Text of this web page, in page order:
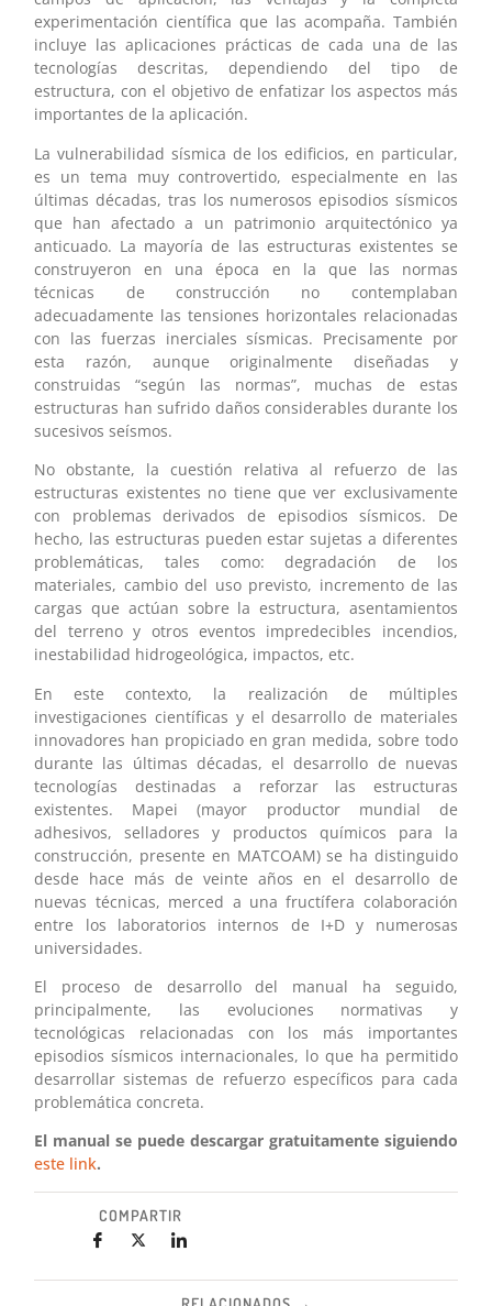
experimentación científica que las acompaña. También
incluye las aplicaciones prácticas de cada una de las
tecnologías descritas, dependiendo del tipo de
estructura, con el objetivo de enfatizar los aspectos más
importantes de la aplicación.
La vulnerabilidad sísmica de los edificios, en particular,
es un tema muy controvertido, especialmente en las
últimas décadas, tras los numerosos episodios sísmicos
que han afectado a un patrimonio arquitectónico ya
anticuado. La mayoría de las estructuras existentes se
construyeron en una época en la que las normas
técnicas de construcción no contemplaban
adecuadamente las tensiones horizontales relacionadas
con las fuerzas inerciales sísmicas. Precisamente por
esta razón, aunque originalmente diseñadas y
construidas “según las normas”, muchas de estas
estructuras han sufrido daños considerables durante los
sucesivos seísmos.
No obstante, la cuestión relativa al refuerzo de las
estructuras existentes no tiene que ver exclusivamente
con problemas derivados de episodios sísmicos. De
hecho, las estructuras pueden estar sujetas a diferentes
problemáticas, tales como: degradación de los
materiales, cambio del uso previsto, incremento de las
cargas que actúan sobre la estructura, asentamientos
del terreno y otros eventos impredecibles incendios,
inestabilidad hidrogeológica, impactos, etc.
En este contexto, la realización de múltiples
investigaciones científicas y el desarrollo de materiales
innovadores han propiciado en gran medida, sobre todo
durante las últimas décadas, el desarrollo de nuevas
tecnologías destinadas a reforzar las estructuras
existentes. Mapei (mayor productor mundial de
adhesivos, selladores y productos químicos para la
construcción, presente en MATCOAM) se ha distinguido
desde hace más de veinte años en el desarrollo de
nuevas técnicas, merced a una fructífera colaboración
entre los laboratorios internos de I+D y numerosas
universidades.
El proceso de desarrollo del manual ha seguido,
principalmente, las evoluciones normativas y
tecnológicas relacionadas con los más importantes
episodios sísmicos internacionales, lo que ha permitido
desarrollar sistemas de refuerzo específicos para cada
problemática concreta.
El manual se puede descargar gratuitamente siguiendo
este link.
COMPARTIR